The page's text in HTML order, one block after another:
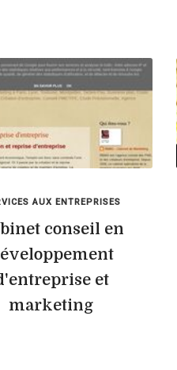
AUX ENTREPRISES
conseil en
et
marketing